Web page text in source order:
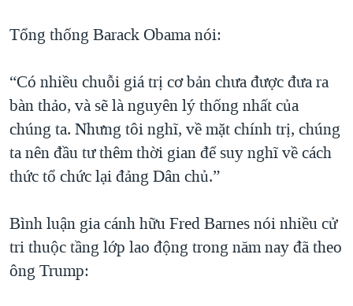
Tổng thống Barack Obama nói:
“Có nhiều chuỗi giá trị cơ bản chưa được đưa ra
bàn thảo, và sẽ là nguyên lý thống nhất của
chúng ta. Nhưng tôi nghĩ, về mặt chính trị, chúng
ta nên đầu tư thêm thời gian để suy nghĩ về cách
thức tổ chức lại đảng Dân chủ.”
Bình luận gia cánh hữu Fred Barnes nói nhiều cử
tri thuộc tầng lớp lao động trong năm nay đã theo
ông Trump: